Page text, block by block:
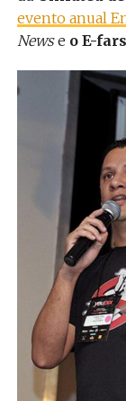
evento anual
Newse o E-